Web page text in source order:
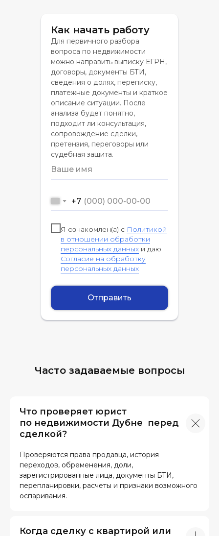
Как начать работу
Для первичного разбора
вопроса по недвижимости
можно направить выписку ЕГРН,
договоры, документы БТИ,
сведения о долях, переписку,
платежные документы и краткое
описание ситуации. После
анализа будет понятно,
подходит ли консультация,
сопровождение сделки,
претензия, переговоры или
судебная защита.
+7
Я ознакомлен(а) с Политикой
в отношении обработки
персональных данных и даю
Согласие на обработку
персональных данных
Отправить
Часто задаваемые вопросы
Что проверяет юрист
по недвижимости Дубне перед
сделкой?
Проверяются права продавца, история
переходов, обременения, доли,
зарегистрированные лица, документы БТИ,
перепланировки, расчеты и признаки возможного
оспаривания.
Когда сделку с квартирой или